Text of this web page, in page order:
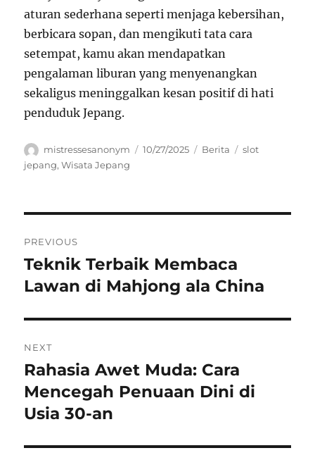
aturan sederhana seperti menjaga kebersihan,
berbicara sopan, dan mengikuti tata cara
setempat, kamu akan mendapatkan
pengalaman liburan yang menyenangkan
sekaligus meninggalkan kesan positif di hati
penduduk Jepang.
Author
mistressesanonym
Posted
10/27/2025 Categories
Berita Tags
slot
jepang,Wisata Jepang
pos
PREVIOUS
Previous
post:
Teknik Terbaik Membaca
Lawan di Mahjong ala China
NEXT
Next
post:
Rahasia Awet Muda: Cara
Mencegah Penuaan Dini di
Usia 30-an